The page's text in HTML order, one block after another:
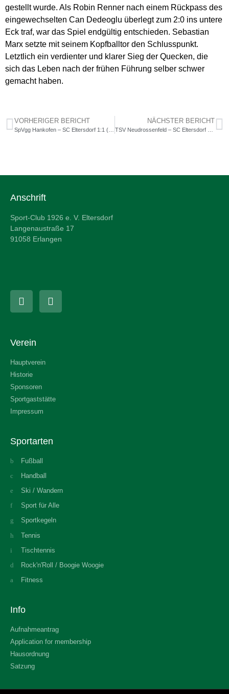
gestellt wurde. Als Robin Renner nach einem Rückpass des
eingewechselten Can Dedeoglu überlegt zum 2:0 ins untere
Eck traf, war das Spiel endgültig entschieden. Sebastian
Marx setzte mit seinem Kopfballtor den Schlusspunkt.
Letztlich ein verdienter und klarer Sieg der Quecken, die
sich das Leben nach der frühen Führung selber schwer
gemacht haben.
VORHERIGER BERICHT NÄCHSTER BERICHT
Anschrift
Sport-Club 1926 e. V. Eltersdorf
Langenaustraße 17
91058 Erlangen
Verein
Hauptverein
Historie
Sponsoren
Sportgaststätte
Impressum
Sportarten
Fußball
Handball
Ski / Wandern
Sport für Alle
Sportkegeln
Tennis
Tischtennis
Rock'n'Roll / Boogie Woogie
Fitness
Info
Aufnahmeantrag
Application for membership
Hausordnung
Satzung